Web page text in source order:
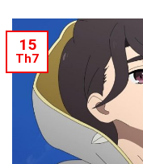
15
Th7